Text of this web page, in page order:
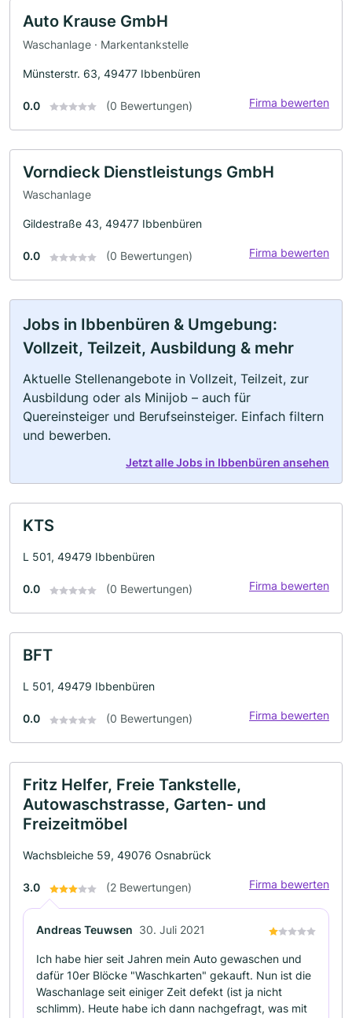
Auto Krause GmbH
Waschanlage · Markentankstelle
Münsterstr. 63, 49477 Ibbenbüren
0.0 (0 Bewertungen) Firma bewerten
Vorndieck Dienstleistungs GmbH
Waschanlage
Gildestraße 43, 49477 Ibbenbüren
0.0 (0 Bewertungen) Firma bewerten
Jobs in Ibbenbüren & Umgebung:
Vollzeit, Teilzeit, Ausbildung & mehr
Aktuelle Stellenangebote in Vollzeit, Teilzeit, zur
Ausbildung oder als Minijob – auch für
Quereinsteiger und Berufseinsteiger. Einfach filtern
und bewerben.
Jetzt alle Jobs in Ibbenbüren ansehen
KTS
L 501, 49479 Ibbenbüren
0.0 (0 Bewertungen) Firma bewerten
BFT
L 501, 49479 Ibbenbüren
0.0 (0 Bewertungen) Firma bewerten
Fritz Helfer, Freie Tankstelle,
Autowaschstrasse, Garten- und
Freizeitmöbel
Wachsbleiche 59, 49076 Osnabrück
3.0 (2 Bewertungen) Firma bewerten
Andreas Teuwsen 30. Juli 2021
Ich habe hier seit Jahren mein Auto gewaschen und
dafür 10er Blöcke "Waschkarten" gekauft. Nun ist die
Waschanlage seit einiger Zeit defekt (ist ja nicht
schlimm). Heute habe ich dann nachgefragt, was mit